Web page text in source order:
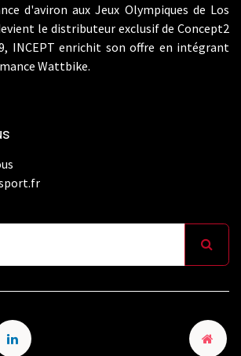
d'aviron aux Jeux Olympiques de Los
le distributeur exclusif de Concept2
INCEPT enrichit son offre en intégrant
Wattbike.